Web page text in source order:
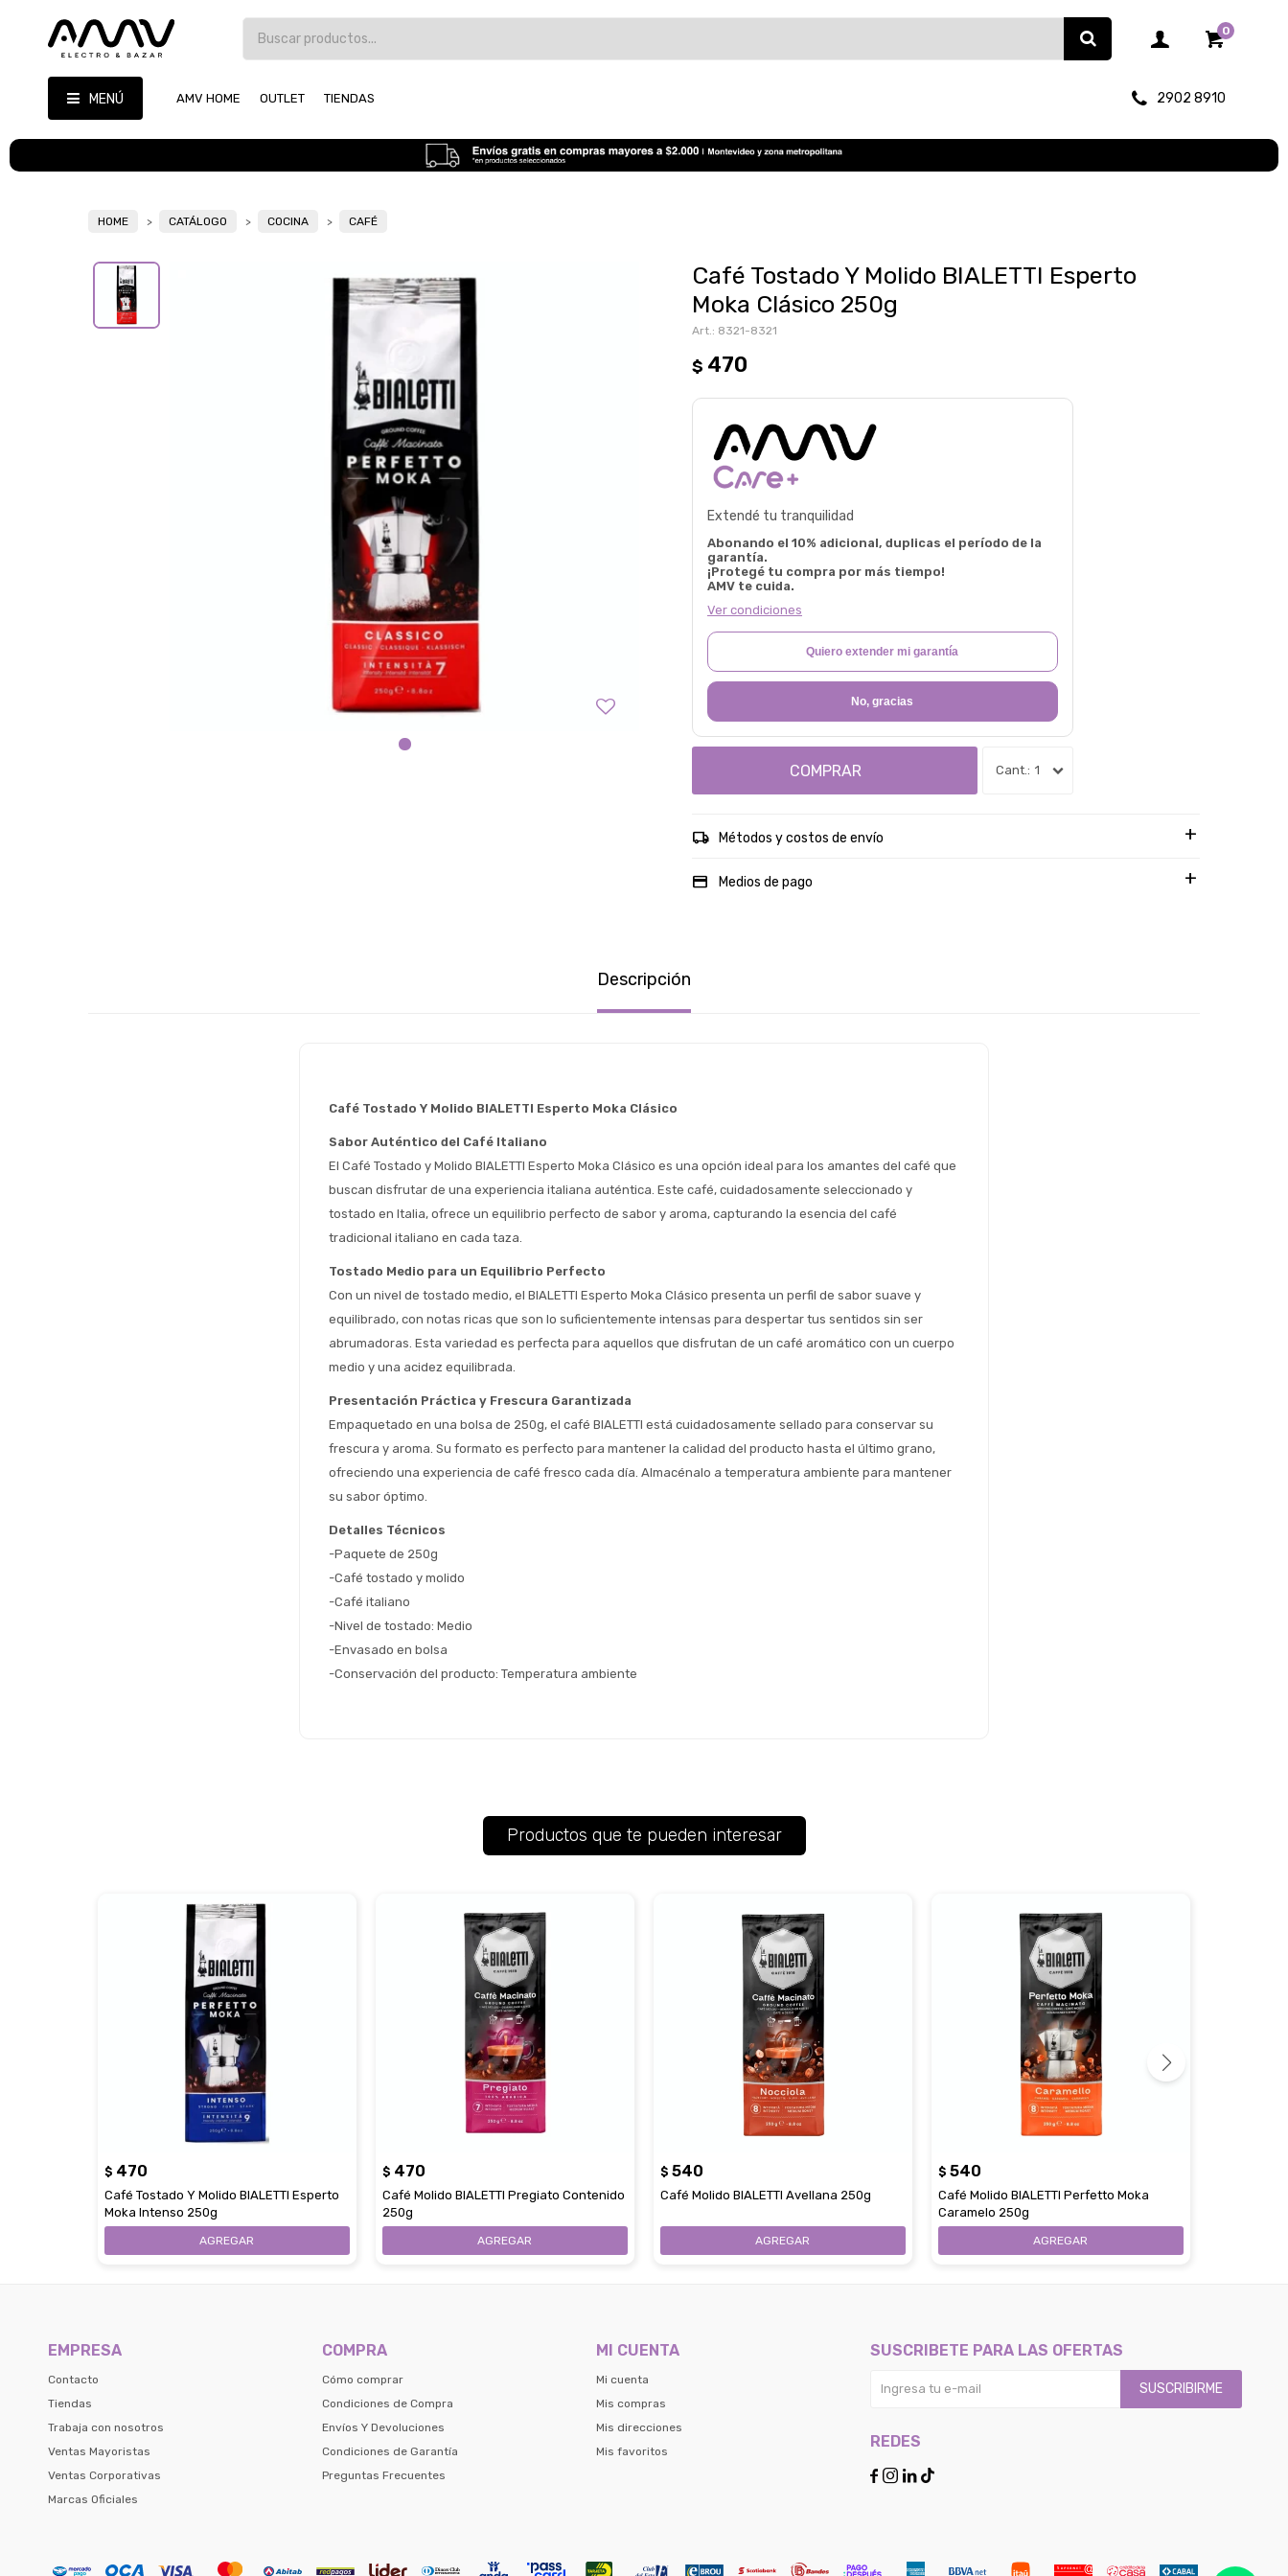
MENÚ AMV HOME OUTLET TIENDAS 2902 8910
0
HOME CATÁLOGO COCINA CAFÉ
Café Tostado Y Molido BIALETTI Esperto
Moka Clásico 250g
8321-8321
$ 470
Extendé tu tranquilidad
Abonando el 10% adicional, duplicas el período de la
garantía.
¡Protegé tu compra por más tiempo!
AMV te cuida.
Ver condiciones
Quiero extender mi garantía
No, gracias
1
COMPRAR
Métodos y costos de envío
Medios de pago
Descripción
Café Tostado Y Molido BIALETTI Esperto Moka Clásico
Sabor Auténtico del Café Italiano
El Café Tostado y Molido BIALETTI Esperto Moka Clásico es una opción ideal para los amantes del café que
buscan disfrutar de una experiencia italiana auténtica. Este café, cuidadosamente seleccionado y
tostado en Italia, ofrece un equilibrio perfecto de sabor y aroma, capturando la esencia del café
tradicional italiano en cada taza.
Tostado Medio para un Equilibrio Perfecto
Con un nivel de tostado medio, el BIALETTI Esperto Moka Clásico presenta un perfil de sabor suave y
equilibrado, con notas ricas que son lo suficientemente intensas para despertar tus sentidos sin ser
abrumadoras. Esta variedad es perfecta para aquellos que disfrutan de un café aromático con un cuerpo
medio y una acidez equilibrada.
Presentación Práctica y Frescura Garantizada
Empaquetado en una bolsa de 250g, el café BIALETTI está cuidadosamente sellado para conservar su
frescura y aroma. Su formato es perfecto para mantener la calidad del producto hasta el último grano,
ofreciendo una experiencia de café fresco cada día. Almacénalo a temperatura ambiente para mantener
su sabor óptimo.
Detalles Técnicos
-Paquete de 250g
-Café tostado y molido
-Café italiano
-Nivel de tostado: Medio
-Envasado en bolsa
-Conservación del producto: Temperatura ambiente
Productos que te pueden interesar
$ 470
Café Tostado Y Molido BIALETTI Esperto
Moka Intenso 250g
$ 470
Café Molido BIALETTI Pregiato Contenido
250g
$ 540
Café Molido BIALETTI Avellana 250g
$ 540
Café Molido BIALETTI Perfetto Moka
Caramelo 250g
EMPRESA
Contacto
Tiendas
Trabaja con nosotros
Ventas Mayoristas
Ventas Corporativas
Marcas Oficiales
COMPRA
Cómo comprar
Condiciones de Compra
Envíos Y Devoluciones
Condiciones de Garantía
Preguntas Frecuentes
MI CUENTA
Mi cuenta
Mis compras
Mis direcciones
Mis favoritos
SUSCRIBETE PARA LAS OFERTAS
SUSCRIBIRME
REDES
   
Comprá ahora y Pagá
Después, hasta en 12
cuotas y sin tocar tu
tarjeta de crédito
Cédula de identidad
Celular
Fecha de nacimiento
Día Mes Año
Continuar
Estimado/a
Estás calificado para comprar usando Pago
Después.
¡Tenés hasta
para comprar en las cuotas
que prefieras!
Elegí tus productos preferidos
de pago
Ups!
Parece que no tenes oferta, lamentamos
contactanos en